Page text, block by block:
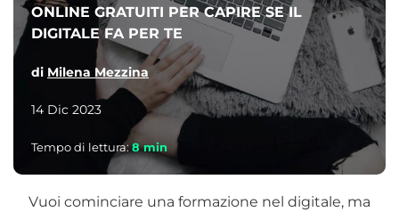
ONLINE GRATUITI PER CAPIRE SE IL
DIGITALE FA PER TE
di Milena Mezzina
14 Dic 2023
Tempo di lettura:8min
Vuoi cominciare una formazione nel digitale, ma